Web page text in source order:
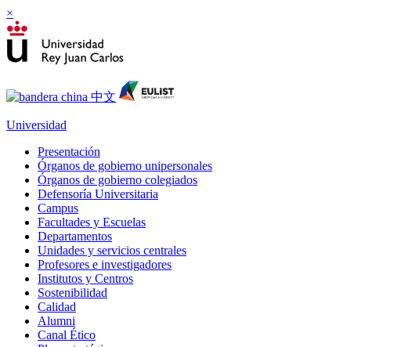
×
Universidad
Presentación
Órganos de gobierno unipersonales
Órganos de gobierno colegiados
Defensoría Universitaria
Campus
Facultades y Escuelas
Departamentos
Unidades y servicios centrales
Profesores e investigadores
Institutos y Centros
Sostenibilidad
Calidad
Alumni
Canal Ético